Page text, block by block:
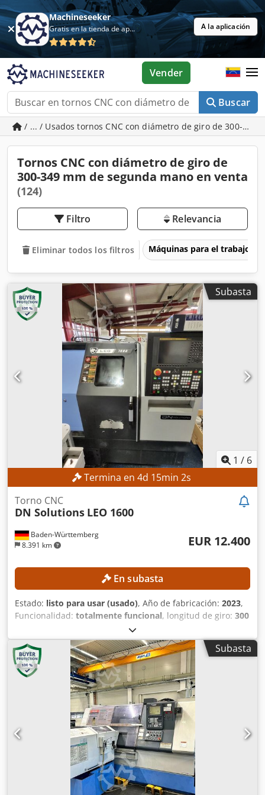
Machineseeker
Gratis en la tienda de aplicaciones A la aplicación
Buscar
Vender
/ ... / Usados tornos CNC con diámetro de giro de 300-349
Tornos CNC con diámetro de giro de
300-349 mm de segunda mano en venta
(124)
Filtro Relevancia
Eliminar todos los filtros Máquinas para el trabajo
Subasta
1 / 6
Termina en 4d 15min 0s
Baden-Württemberg
8.391 km
Torno CNC
DN Solutions LEO 1600
EUR 12.400
En subasta
Estado: listo para usar (usado), Año de fabricación: 2023,
Funcionalidad: totalmente funcional, longitud de giro: 300
300 mm
mm, velocidad del cabezal (máx.):4.500 rpm, modelo de
controlador:
FANUC CNC, La máquina puede ser
inspeccionada con un plazo de antelación de tres días.
DETALLES TÉCNICOS Diámetro máximo de torneado: aprox.
300 mm Longitud máxima de torneado: aprox. 300 mm
Diámetro del orificio del husillo: aprox. 52 mm Velocidad
máxima del husillo principal: 4.500 rpm Torreta de
herramientas: 12 posiciones DETALLES DE LA MÁQUINA
Control: FANUC CNC Peso de la máquina: aprox. 2.200 kg
Horas de funcionamiento: aprox. 6.458 h Horas del husillo:
aprox. 4.300 h Codpfxsznb Nto Ah Uorf Tensión: CA 380 V
(con o sin transformador) Potencia nominal: 14,97 kVA
Corriente a plena carga: 22,74 A Capacidad de
Subasta